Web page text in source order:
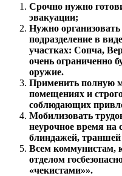
Срочно нужно
эвакуации;
Нужно организовать
подразделение в
участках: Сопча,
очень ограниченно
оружие.
Применить полную
помещениях и
соблюдающих
Мобилизовать
неурочное время на
блиндажей, траншей
Всем коммунистам,
отделом
«чекистами»».